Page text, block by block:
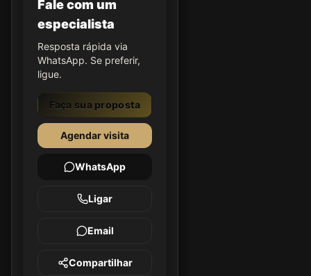
Fale com um
especialista
Resposta rápida via
WhatsApp. Se preferir,
ligue.
Faça sua proposta
Agendar visita
WhatsApp
Ligar
Email
Compartilhar